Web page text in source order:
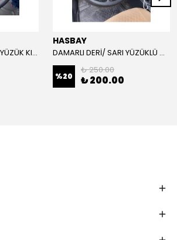
DAMARLI DERİ KIRMIZI YÜZÜK KIRMIZI DİKİŞLİ VW CRAFTER İÇİN İP İĞNE DAHİL
HASBAY
DAMARLI DERİ/ SARI YÜZÜKLÜ MODEL/SARI DİKİŞLİ/HIZLI KARGO
%20
₺ 250.00
₺ 200.00